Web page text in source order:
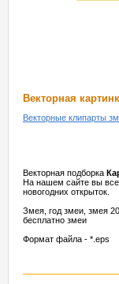
Векторная
Векторные клипарты
Векторная подборка
На нашем сайте вы
новогодних открыток.
Змея, год змеи, змея
бесплатно змеи
Формат файла - *.eps